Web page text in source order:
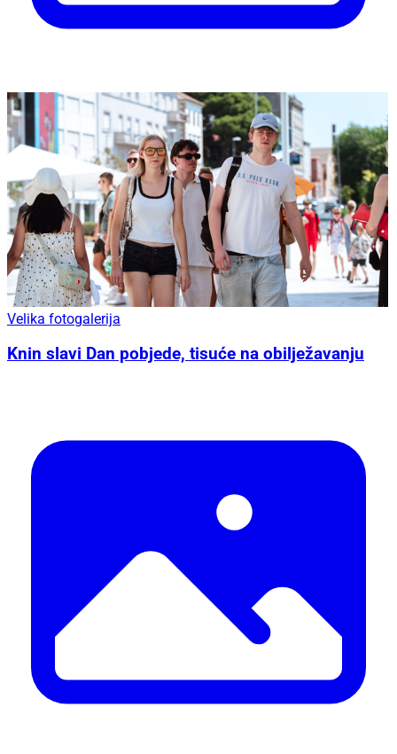
Velika fotogalerija
Knin slavi Dan pobjede, tisuće na obilježavanju